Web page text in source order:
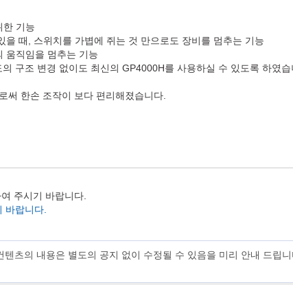
한 기능
때, 스위치를 가볍에 쥐는 것 만으로도 장비를 멈추는 기능
움직임을 멈추는 기능
구조 변경 없이도 최신의 GP4000H를 사용하실 수 있도록 하였습
써 한손 조작이 보다 편리해졌습니다.
주시기 바랍니다.
바랍니다.
츠의 내용은 별도의 공지 없이 수정될 수 있음을 미리 안내 드립